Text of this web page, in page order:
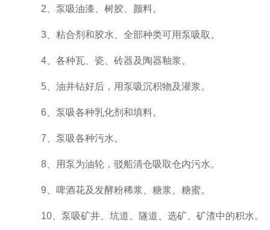
2、泵吸油漆、树胶、颜料。
3、粘合剂和胶水、全部种类可用泵吸取。
4、各种瓦、瓷、砖器及陶器釉浆。
5、油井钻好后，用泵吸沉积物及灌浆。
6、泵吸各种乳化剂和填料。
7、泵吸各种污水。
8、用泵为油轮，驳船清仓吸取仓内污水。
9、啤酒花及发酵粉稀浆、糖浆、糖蜜。
10、泵吸矿井、坑道、隧道、选矿、矿渣中的积水。